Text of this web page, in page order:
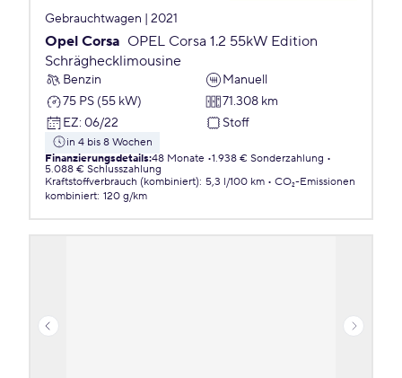
Gebrauchtwagen | 2021
Opel Corsa OPEL Corsa 1.2 55kW Edition
Schräghecklimousine
Benzin
Manuell
75 PS (55 kW)
71.308 km
EZ: 06/22 Stoff
in 4 bis 8 Wochen
Finanzierungsdetails:48 Monate 1.938 € Sonderzahlung
5.088 € Schlusszahlung
Kraftstoffverbrauch (kombiniert): 5,3 l/100 km
CO₂-Emissionen
kombiniert: 120 g/km